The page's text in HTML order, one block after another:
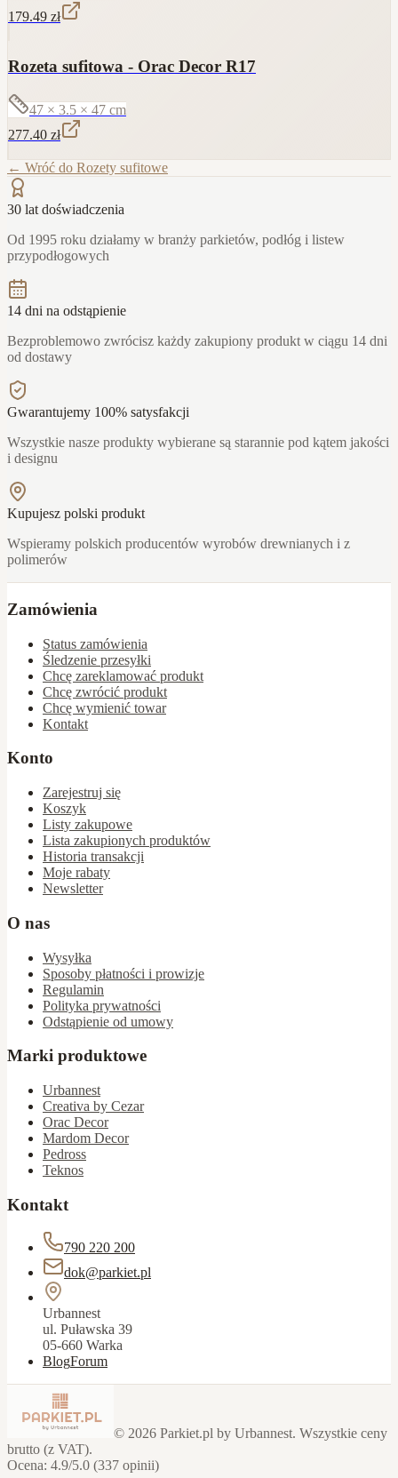
179.49 zł
Rozeta sufitowa - Orac Decor R17
47 × 3.5 × 47 cm
277.40 zł
← Wróć do Rozety sufitowe
30 lat doświadczenia
Od 1995 roku działamy w branży parkietów, podłóg i listew
przypodłogowych
14 dni na odstąpienie
Bezproblemowo zwrócisz każdy zakupiony produkt w ciągu 14 dni
od dostawy
Gwarantujemy 100% satysfakcji
Wszystkie nasze produkty wybierane są starannie pod kątem jakości
i designu
Kupujesz polski produkt
Wspieramy polskich producentów wyrobów drewnianych i z
polimerów
Zamówienia
Status zamówienia
Śledzenie przesyłki
Chcę zareklamować produkt
Chcę zwrócić produkt
Chcę wymienić towar
Kontakt
Konto
Zarejestruj się
Koszyk
Listy zakupowe
Lista zakupionych produktów
Historia transakcji
Moje rabaty
Newsletter
O nas
Wysyłka
Sposoby płatności i prowizje
Regulamin
Polityka prywatności
Odstąpienie od umowy
Marki produktowe
Urbannest
Creativa by Cezar
Orac Decor
Mardom Decor
Pedross
Teknos
Kontakt
790 220 200
dok@parkiet.pl
Urbannest
ul. Puławska 39
05-660 Warka
BlogForum
© 2026 Parkiet.pl by Urbannest. Wszystkie ceny
brutto (z VAT).
Ocena: 4.9/5.0 (337 opinii)